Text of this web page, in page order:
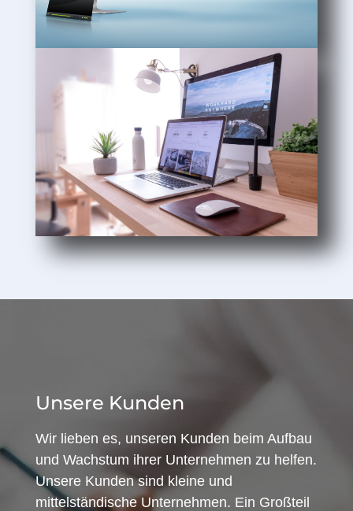
Unsere Kunden
Wir lieben es, unseren Kunden beim Aufbau
und Wachstum ihrer Unternehmen zu helfen.
Unsere Kunden sind kleine und
mittelständische Unternehmen. Ein Großteil